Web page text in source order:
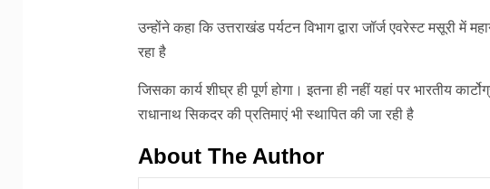
उन्होंने कहा कि उत्तराखंड पर्यटन विभाग द्वारा जॉर्ज एवरेस्ट मसूरी में
रहा है
जिसका कार्य शीघ्र ही पूर्ण होगा। इतना ही नहीं यहां पर भारतीय
राधानाथ सिकदर की प्रतिमाएं भी स्थापित की जा रही है
About The Author